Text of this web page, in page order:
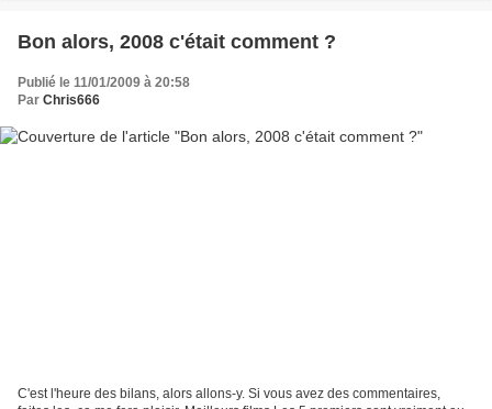
Bon alors, 2008 c'était comment ?
Publié le 11/01/2009 à 20:58
Par Chris666
C'est l'heure des bilans, alors allons-y. Si vous avez des commentaires,